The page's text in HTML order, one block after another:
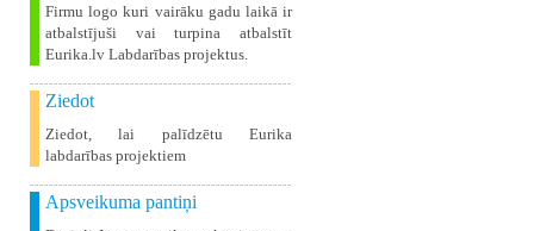
Firmu logo kuri vairāku gadu laikā ir
atbalstījuši vai turpina atbalstīt
Eurika.lv Labdarības projektus.
Ziedot
Ziedot, lai palīdzētu Eurika
labdarības projektiem
Apsveikuma pantiņi